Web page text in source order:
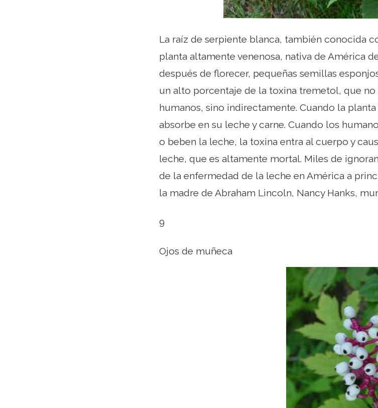
La raíz de serpiente blanca, también conocida
planta altamente venenosa, nativa de América
después de florecer, pequeñas semillas
un alto porcentaje de la toxina tremetol, que
humanos, sino indirectamente. Cuando la
absorbe en su leche y carne. Cuando los
o beben la leche, la toxina entra al cuerpo y
leche, que es altamente mortal. Miles de
de la enfermedad de la leche en América a
la madre de Abraham Lincoln, Nancy Hanks,
9
Ojos de muñeca